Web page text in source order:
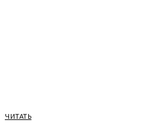
ЧИТАТЬ